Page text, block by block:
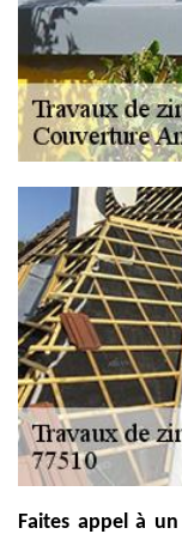
Faites appel à